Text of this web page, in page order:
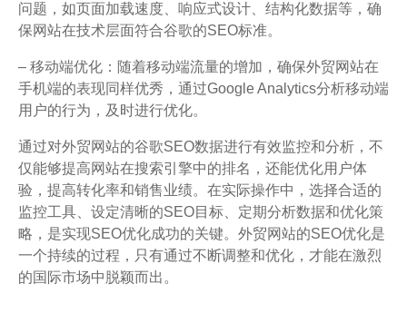
问题，如页面加载速度、响应式设计、结构化数据等，确
保网站在技术层面符合谷歌的SEO标准。
– 移动端优化：随着移动端流量的增加，确保外贸网站在
手机端的表现同样优秀，通过Google Analytics分析移动端
用户的行为，及时进行优化。
通过对外贸网站的谷歌SEO数据进行有效监控和分析，不
仅能够提高网站在搜索引擎中的排名，还能优化用户体
验，提高转化率和销售业绩。在实际操作中，选择合适的
监控工具、设定清晰的SEO目标、定期分析数据和优化策
略，是实现SEO优化成功的关键。外贸网站的SEO优化是
一个持续的过程，只有通过不断调整和优化，才能在激烈
的国际市场中脱颖而出。